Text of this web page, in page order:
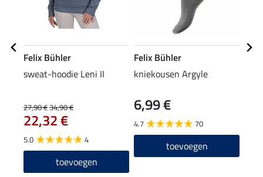
Felix Bühler
sweat-hoodie Leni II
27,90 €34,90 €
22,32 €
5.0 4
toevoegen
Felix Bühler
kniekousen Argyle
6,99 €
4.7 70
toevoegen